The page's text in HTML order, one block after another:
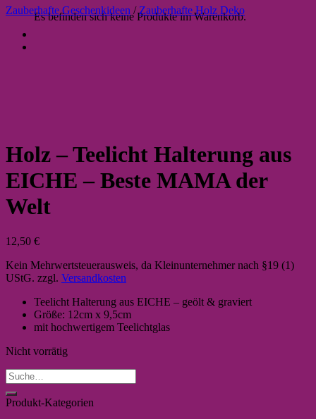
Es befinden sich keine Produkte im Warenkorb.
Zauberhafte Geschenkideen / Zauberhafte Holz Deko
Holz – Teelicht Halterung aus
EICHE – Beste MAMA der
Welt
12,50 €
Kein Mehrwertsteuerausweis, da Kleinunternehmer nach §19 (1)
UStG. zzgl. Versandkosten
Teelicht Halterung aus EICHE – geölt & graviert
Größe: 12cm x 9,5cm
mit hochwertigem Teelichtglas
Nicht vorrätig
Suche
nach:
Produkt-Kategorien